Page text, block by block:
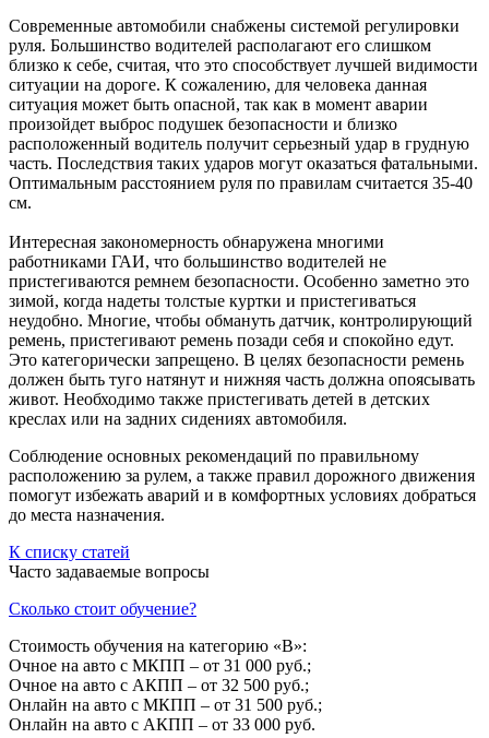
Современные автомобили снабжены системой регулировки
руля. Большинство водителей располагают его слишком
близко к себе, считая, что это способствует лучшей видимости
ситуации на дороге. К сожалению, для человека данная
ситуация может быть опасной, так как в момент аварии
произойдет выброс подушек безопасности и близко
расположенный водитель получит серьезный удар в грудную
часть. Последствия таких ударов могут оказаться фатальными.
Оптимальным расстоянием руля по правилам считается 35-40
см.
Интересная закономерность обнаружена многими
работниками ГАИ, что большинство водителей не
пристегиваются ремнем безопасности. Особенно заметно это
зимой, когда надеты толстые куртки и пристегиваться
неудобно. Многие, чтобы обмануть датчик, контролирующий
ремень, пристегивают ремень позади себя и спокойно едут.
Это категорически запрещено. В целях безопасности ремень
должен быть туго натянут и нижняя часть должна опоясывать
живот. Необходимо также пристегивать детей в детских
креслах или на задних сидениях автомобиля.
Соблюдение основных рекомендаций по правильному
расположению за рулем, а также правил дорожного движения
помогут избежать аварий и в комфортных условиях добраться
до места назначения.
К списку статей
Часто задаваемые вопросы
Сколько стоит обучение?
Стоимость обучения на категорию «B»:
Очное на авто с МКПП – от 31 000 руб.;
Очное на авто с АКПП – от 32 500 руб.;
Онлайн на авто с МКПП – от 31 500 руб.;
Онлайн на авто с АКПП – от 33 000 руб.